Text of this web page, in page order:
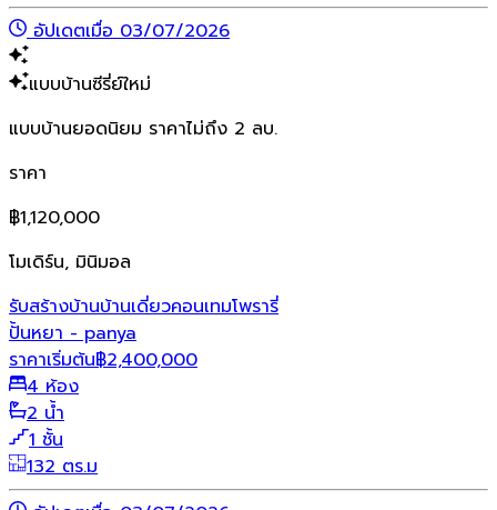
อัปเดตเมื่อ 03/07/2026
แบบบ้านซีรี่ย์ใหม่
แบบบ้านยอดนิยม ราคาไม่ถึง 2 ลบ.
ราคา
฿1,120,000
โมเดิร์น, มินิมอล
รับสร้างบ้านบ้านเดี่ยวคอนเทมโพรารี่
ปั้นหยา - panya
ราคาเริ่มต้น฿2,400,000
4 ห้อง
2 น้ำ
1 ชั้น
132 ตร.ม